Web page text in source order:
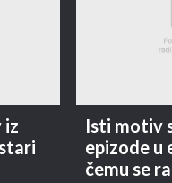
iz
Isti motiv
epizode u
čemu se